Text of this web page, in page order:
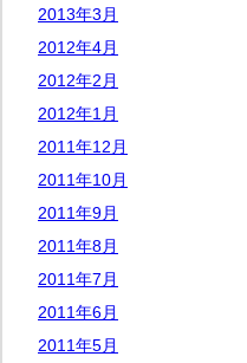
2013年3月
2012年4月
2012年2月
2012年1月
2011年12月
2011年10月
2011年9月
2011年8月
2011年7月
2011年6月
2011年5月